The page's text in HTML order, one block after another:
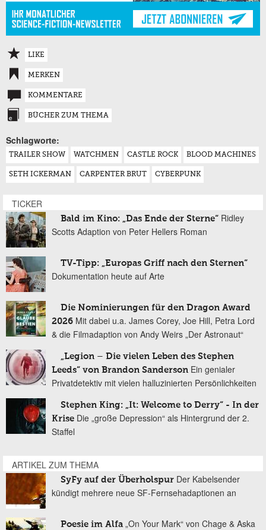
LIKE
MERKEN
KOMMENTARE
BÜCHER ZUM THEMA
Schlagworte:
TRAILER SHOW WATCHMEN CASTLE ROCK BLOOD MACHINES
SETH ICKERMAN CARPENTER BRUT CYBERPUNK
TICKER
Bald im Kino: „Das Ende der Sterne“ Ridley
Scotts Adaption von Peter Hellers Roman
TV-Tipp: „Europas Griff nach den Sternen“
Dokumentation heute auf Arte
Die Nominierungen für den Dragon Award
2026 Mit dabei u.a. James Corey, Joe Hill, Petra Lord
& die Filmadaption von Andy Weirs „Der Astronaut“
„Legion – Die vielen Leben des Stephen
Leeds“ von Brandon Sanderson Ein genialer
Privatdetektiv mit vielen halluzinierten Persönlichkeiten
Stephen King: „It: Welcome to Derry“ - In der
Krise Die „große Depression“ als Hintergrund der 2.
Staffel
ARTIKEL ZUM THEMA
SyFy auf der Überholspur Der Kabelsender
kündigt mehrere neue SF-Fernsehadaptionen an
Poesie im Alfa „On Your Mark“ von Chage & Aska